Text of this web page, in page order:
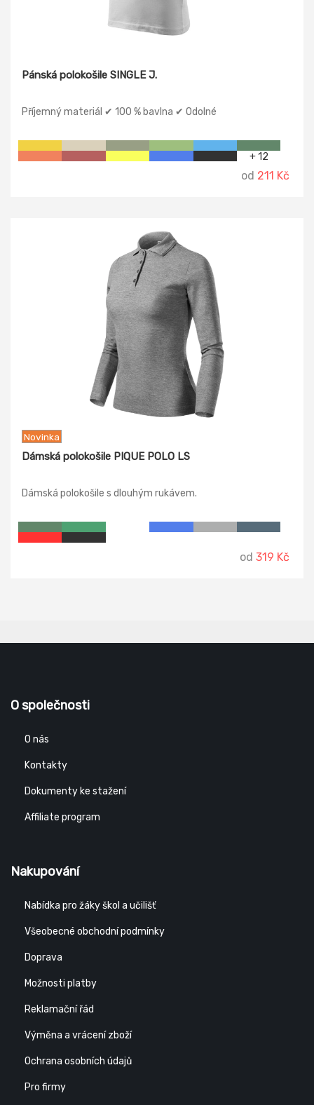
Pánská polokošile SINGLE J.
Příjemný materiál ✔ 100 % bavlna ✔ Odolné
+ 12
od 211 Kč
Novinka
Dámská polokošile PIQUE POLO LS
Dámská polokošile s dlouhým rukávem.
od 319 Kč
O společnosti
O nás
Kontakty
Dokumenty ke stažení
Affiliate program
Nakupování
Nabídka pro žáky škol a učilišť
Všeobecné obchodní podmínky
Doprava
Možnosti platby
Reklamační řád
Výměna a vrácení zboží
Ochrana osobních údajů
Pro firmy